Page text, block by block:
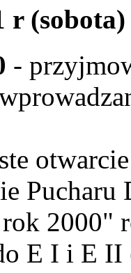
r (sobota)
-
Pucharu
2000"
E I i E II